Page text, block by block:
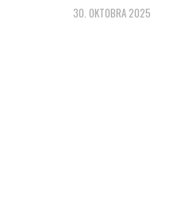
30. OKTOBRA 2025